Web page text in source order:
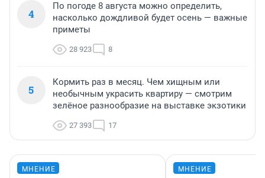
4
По погоде 8 августа можно определить,
насколько дождливой будет осень — важные
приметы
28 923 8
5
Кормить раз в месяц. Чем хищным или
необычным украсить квартиру — смотрим
зелёное разнообразие на выставке экзотики
27 393 17
МНЕНИЕ МНЕНИЕ